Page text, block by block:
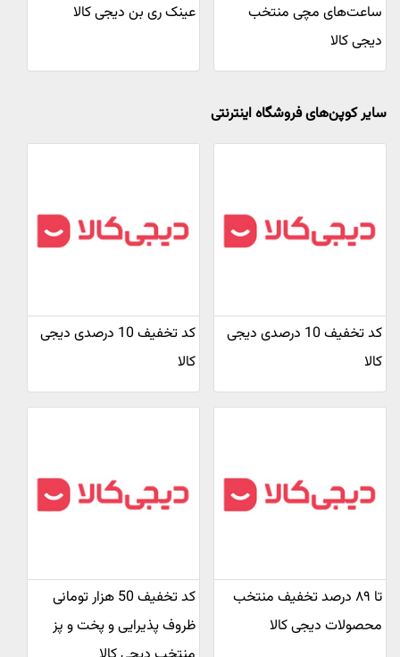
ساعت‌های مچی منتخب
دیجی کالا
عینک ری بن دیجی کالا
سایر کوپن‌های فروشگاه اینترنتی
کد تخفیف 10 درصدی دیجی
کالا
کد تخفیف 10 درصدی دیجی
کالا
تا ۸۹ درصد تخفیف منتخب
محصولات دیجی کالا
کد تخفیف 50 هزار تومانی
ظروف پذیرایی و پخت و پز